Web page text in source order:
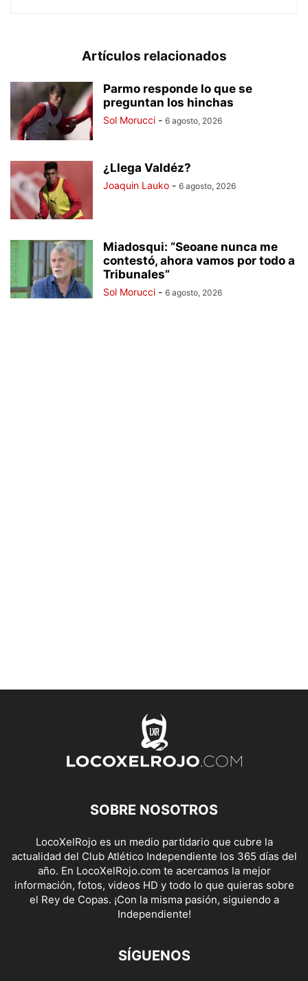
Artículos relacionados
Parmo responde lo que se
preguntan los hinchas
Sol Morucci - 6 agosto, 2026
¿Llega Valdéz?
Joaquin Lauko - 6 agosto, 2026
Miadosqui: “Seoane nunca me
contestó, ahora vamos por todo a
Tribunales”
Sol Morucci - 6 agosto, 2026
SOBRE NOSOTROS
LocoXelRojo es un medio partidario que cubre la
actualidad del Club Atlético Independiente los 365 días del
año. En LocoXelRojo.com te acercamos la mejor
información, fotos, videos HD y todo lo que quieras sobre
el Rey de Copas. ¡Con la misma pasión, siguiendo a
Independiente!
SÍGUENOS